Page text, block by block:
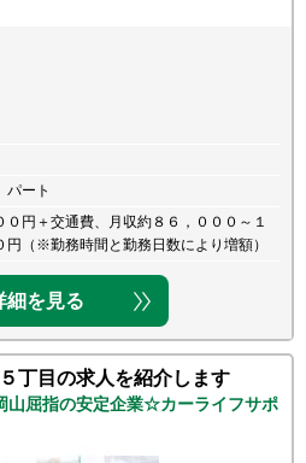
パート
０円＋交通費、月収約８６，０００～１
円（※勤務時間と勤務日数により増額）
細を見る
丁目の求人を紹介します
山屈指の安定企業☆カーライフサポ